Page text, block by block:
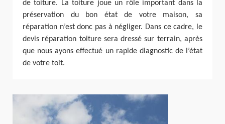
de toiture. La toiture joue un rôle important dans la
préservation du bon état de votre maison, sa
réparation n’est donc pas à négliger. Dans ce cadre, le
devis réparation toiture sera dressé sur terrain, après
que nous ayons effectué un rapide diagnostic de l’état
de votre toit.